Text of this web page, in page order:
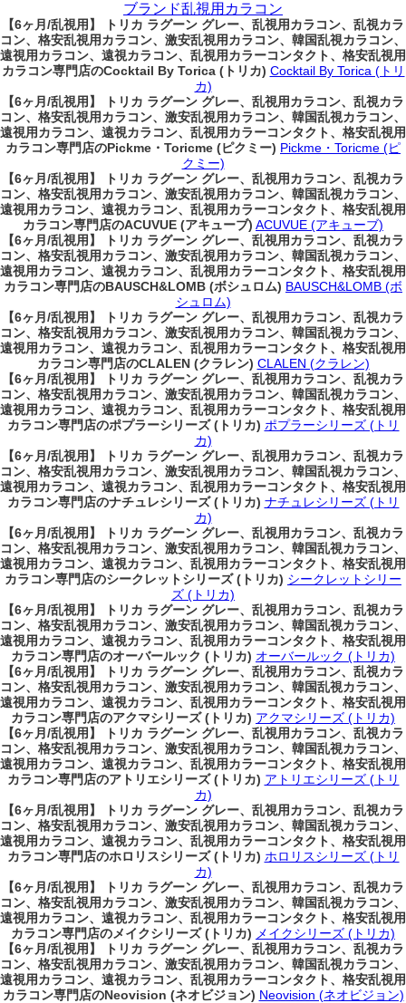
ブランド乱視用カラコン
【6ヶ月/乱視用】 トリカ ラグーン グレー、乱視用カラコン、乱視カラ
コン、格安乱視用カラコン、激安乱視用カラコン、韓国乱視カラコン、
遠視用カラコン、遠視カラコン、乱視用カラーコンタクト、格安乱視用
カラコン専門店のCocktail By Torica (トリカ) Cocktail By Torica (トリ
カ)
【6ヶ月/乱視用】 トリカ ラグーン グレー、乱視用カラコン、乱視カラ
コン、格安乱視用カラコン、激安乱視用カラコン、韓国乱視カラコン、
遠視用カラコン、遠視カラコン、乱視用カラーコンタクト、格安乱視用
カラコン専門店のPickme・Toricme (ピクミー) Pickme・Toricme (ピ
クミー)
【6ヶ月/乱視用】 トリカ ラグーン グレー、乱視用カラコン、乱視カラ
コン、格安乱視用カラコン、激安乱視用カラコン、韓国乱視カラコン、
遠視用カラコン、遠視カラコン、乱視用カラーコンタクト、格安乱視用
カラコン専門店のACUVUE (アキューブ) ACUVUE (アキューブ)
【6ヶ月/乱視用】 トリカ ラグーン グレー、乱視用カラコン、乱視カラ
コン、格安乱視用カラコン、激安乱視用カラコン、韓国乱視カラコン、
遠視用カラコン、遠視カラコン、乱視用カラーコンタクト、格安乱視用
カラコン専門店のBAUSCH&LOMB (ボシュロム) BAUSCH&LOMB (ボ
シュロム)
【6ヶ月/乱視用】 トリカ ラグーン グレー、乱視用カラコン、乱視カラ
コン、格安乱視用カラコン、激安乱視用カラコン、韓国乱視カラコン、
遠視用カラコン、遠視カラコン、乱視用カラーコンタクト、格安乱視用
カラコン専門店のCLALEN (クラレン) CLALEN (クラレン)
【6ヶ月/乱視用】 トリカ ラグーン グレー、乱視用カラコン、乱視カラ
コン、格安乱視用カラコン、激安乱視用カラコン、韓国乱視カラコン、
遠視用カラコン、遠視カラコン、乱視用カラーコンタクト、格安乱視用
カラコン専門店のポプラーシリーズ (トリカ) ポプラーシリーズ (トリ
カ)
【6ヶ月/乱視用】 トリカ ラグーン グレー、乱視用カラコン、乱視カラ
コン、格安乱視用カラコン、激安乱視用カラコン、韓国乱視カラコン、
遠視用カラコン、遠視カラコン、乱視用カラーコンタクト、格安乱視用
カラコン専門店のナチュレシリーズ (トリカ) ナチュレシリーズ (トリ
カ)
【6ヶ月/乱視用】 トリカ ラグーン グレー、乱視用カラコン、乱視カラ
コン、格安乱視用カラコン、激安乱視用カラコン、韓国乱視カラコン、
遠視用カラコン、遠視カラコン、乱視用カラーコンタクト、格安乱視用
カラコン専門店のシークレットシリーズ (トリカ) シークレットシリー
ズ (トリカ)
【6ヶ月/乱視用】 トリカ ラグーン グレー、乱視用カラコン、乱視カラ
コン、格安乱視用カラコン、激安乱視用カラコン、韓国乱視カラコン、
遠視用カラコン、遠視カラコン、乱視用カラーコンタクト、格安乱視用
カラコン専門店のオーバールック (トリカ) オーバールック (トリカ)
【6ヶ月/乱視用】 トリカ ラグーン グレー、乱視用カラコン、乱視カラ
コン、格安乱視用カラコン、激安乱視用カラコン、韓国乱視カラコン、
遠視用カラコン、遠視カラコン、乱視用カラーコンタクト、格安乱視用
カラコン専門店のアクマシリーズ (トリカ) アクマシリーズ (トリカ)
【6ヶ月/乱視用】 トリカ ラグーン グレー、乱視用カラコン、乱視カラ
コン、格安乱視用カラコン、激安乱視用カラコン、韓国乱視カラコン、
遠視用カラコン、遠視カラコン、乱視用カラーコンタクト、格安乱視用
カラコン専門店のアトリエシリーズ (トリカ) アトリエシリーズ (トリ
カ)
【6ヶ月/乱視用】 トリカ ラグーン グレー、乱視用カラコン、乱視カラ
コン、格安乱視用カラコン、激安乱視用カラコン、韓国乱視カラコン、
遠視用カラコン、遠視カラコン、乱視用カラーコンタクト、格安乱視用
カラコン専門店のホロリスシリーズ (トリカ) ホロリスシリーズ (トリ
カ)
【6ヶ月/乱視用】 トリカ ラグーン グレー、乱視用カラコン、乱視カラ
コン、格安乱視用カラコン、激安乱視用カラコン、韓国乱視カラコン、
遠視用カラコン、遠視カラコン、乱視用カラーコンタクト、格安乱視用
カラコン専門店のメイクシリーズ (トリカ) メイクシリーズ (トリカ)
【6ヶ月/乱視用】 トリカ ラグーン グレー、乱視用カラコン、乱視カラ
コン、格安乱視用カラコン、激安乱視用カラコン、韓国乱視カラコン、
遠視用カラコン、遠視カラコン、乱視用カラーコンタクト、格安乱視用
カラコン専門店のNeovision (ネオビジョン) Neovision (ネオビジョン)